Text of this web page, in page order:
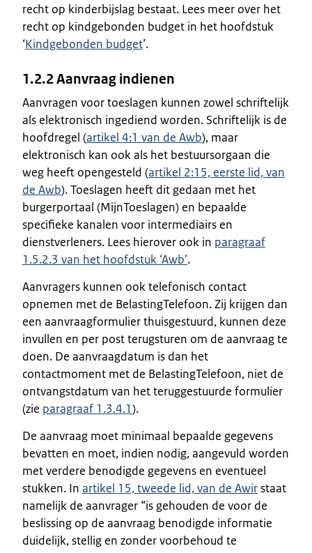
recht op kinderbijslag bestaat. Lees meer over het
recht op kindgebonden budget in het hoofdstuk
‘Kindgebonden budget’.
1.2.2 Aanvraag indienen
Aanvragen voor toeslagen kunnen zowel schriftelijk
als elektronisch ingediend worden. Schriftelijk is de
hoofdregel (artikel 4:1 van de Awb), maar
elektronisch kan ook als het bestuursorgaan die
weg heeft opengesteld (artikel 2:15, eerste lid, van
de Awb). Toeslagen heeft dit gedaan met het
burgerportaal (MijnToeslagen) en bepaalde
specifieke kanalen voor intermediairs en
dienstverleners. Lees hierover ook in paragraaf
1.5.2.3 van het hoofdstuk ‘Awb’.
Aanvragers kunnen ook telefonisch contact
opnemen met de BelastingTelefoon. Zij krijgen dan
een aanvraagformulier thuisgestuurd, kunnen deze
invullen en per post terugsturen om de aanvraag te
doen. De aanvraagdatum is dan het
contactmoment met de BelastingTelefoon, niet de
ontvangstdatum van het teruggestuurde formulier
(zie paragraaf 1.3.4.1).
De aanvraag moet minimaal bepaalde gegevens
bevatten en moet, indien nodig, aangevuld worden
met verdere benodigde gegevens en eventueel
stukken. In artikel 15, tweede lid, van de Awirstaat
namelijk de aanvrager “is gehouden de voor de
beslissing op de aanvraag benodigde informatie
duidelijk, stellig en zonder voorbehoud te